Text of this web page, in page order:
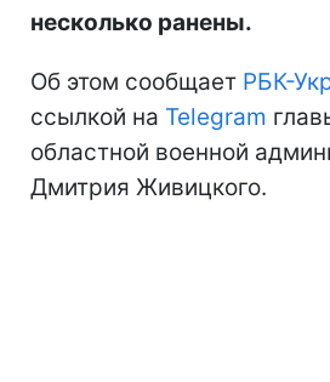
несколько ранены.
Об этом сообщает РБК-
ссылкой на Telegram
областной военной
Дмитрия Живицкого.